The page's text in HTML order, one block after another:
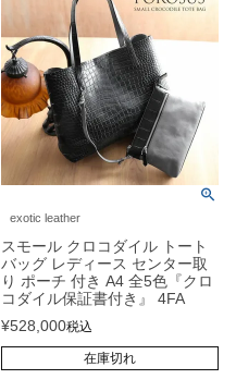
exotic leather
スモール クロコダイル トート
バッグ レディース センター取
り ポーチ 付き A4 全5色『クロ
コダイル保証書付き』 4FA
¥528,000税込
在庫切れ